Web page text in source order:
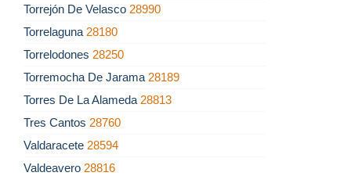
Torrejón De Velasco 28990
Torrelaguna 28180
Torrelodones 28250
Torremocha De Jarama 28189
Torres De La Alameda 28813
Tres Cantos 28760
Valdaracete 28594
Valdeavero 28816